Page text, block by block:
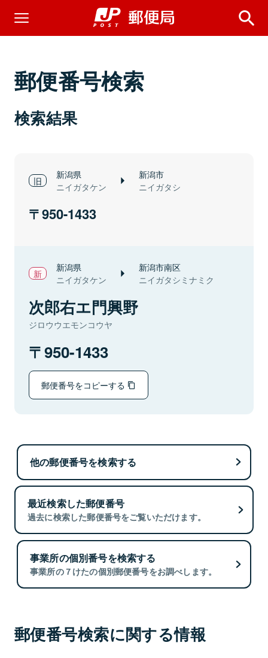
郵便番号検索
検索結果
新潟県
ニイガタケン
新潟市
ニイガタシ
950-1433
新潟県
ニイガタケン
新潟市南区
ニイガタシミナミク
次郎右エ門興野
ジロウウエモンコウヤ
950-1433
郵便番号をコピーする
他の郵便番号を検索する
最近検索した郵便番号
過去に検索した郵便番号をご覧いただけます。
事業所の個別番号を検索する
事業所の７けたの個別郵便番号をお調べします。
郵便番号検索に関する情報